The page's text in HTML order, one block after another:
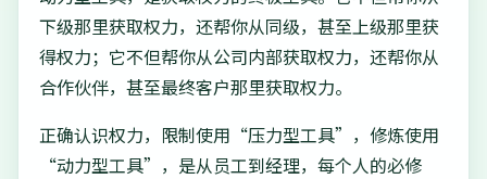
下级那里获取权力，还帮你从同级，甚至上级那里获
得权力；它不但帮你从公司内部获取权力，还帮你从
合作伙伴，甚至最终客户那里获取权力。
正确认识权力，限制使用“压力型工具”，修炼使用
“动力型工具”，是从员工到经理，每个人的必修